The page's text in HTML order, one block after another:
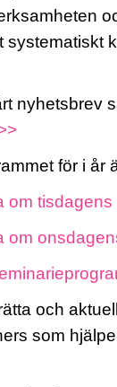
systematiskt
nyhetsbrev
för i år
om tisdagens
om
och
som